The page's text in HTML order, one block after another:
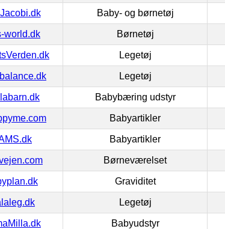
Baby- og børnetøj
world.dk Børnetøj
Legetøj
Legetøj
Babybæring udstyr
Babyartikler
Babyartikler
Børneværelset
Graviditet
Legetøj
Babyudstyr